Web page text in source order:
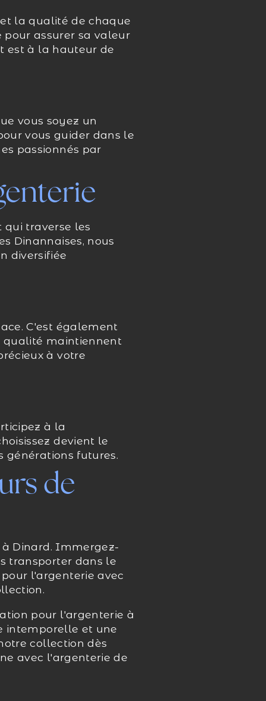
la qualité de chaque
assurer sa valeur
est à la hauteur de
vous soyez un
vous guider dans le
passionnés par
qui traverse les
Dinannaises, nous
diversifiée
C'est également
qualité maintiennent
à votre
à la
devient le
générations futures.
de
Dinard. Immergez-
transporter dans le
l'argenterie avec
pour l'argenterie à
intemporelle et une
collection dès
avec l'argenterie de